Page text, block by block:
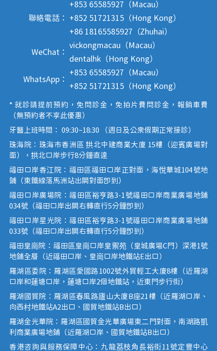
聯絡電話：
+853 65585927（Macau）
+852 51721315（Hong Kong）
+86 18165585927（Zhuhai）
WeChat：
vickongmacau（Macau）
dentalhk（Hong Kong）
WhatsApp：
+853 65585927（Macau）
+852 51721315（Hong Kong）
* 就診請提前預約，免問診金，免拍片費問診金，報銷車費
（無預約者不享此優惠）
牙醫上班時間： 09:30~18:30 （週日及公眾假期正常接診）
珠海院：珠海市香洲區 拱北中建商業大廈 15樓（迎賓廣場對
面），拱北口岸步行8分鐘直達
福田口岸香江院：福田區福田口岸正對面，海悅華城104號地
鋪（東鐵線落馬洲站出關對面即到）
福田口岸廣場院：福田區裕亨路3-1號福田口岸商業廣場地鋪
034號（福田口岸出關右轉直行5分鐘即到）
福田口岸星光院：福田區裕亨路3-1號福田口岸商業廣場地鋪
033號（福田口岸出關右轉直行5分鐘即到）
福田皇崗院：福田區皇崗口岸皇禦苑（皇城廣場C門）深港1號
地鋪全層（近福田口岸、皇崗口岸地鐵站E出口）
羅湖區委院：羅湖區愛國路1002號外貿輕工大廈8樓（近羅湖
口岸和蓮塘口岸，蓮塘口岸2個地鐵站，近東門步行街）
羅湖國貿院：羅湖區春風路廬山大廈B座21樓（近羅湖口岸、
向西村地鐵站A2出口、國貿地鐵站B出口）
羅湖金光華院：羅湖區國貿金光華廣場東二門對面，南湖路凱
利商業廣場地鋪（近羅湖口岸、國貿地鐵站B出口）
香港咨詢與服務保障中心：九龍荔枝角長裕街11號定豐中心